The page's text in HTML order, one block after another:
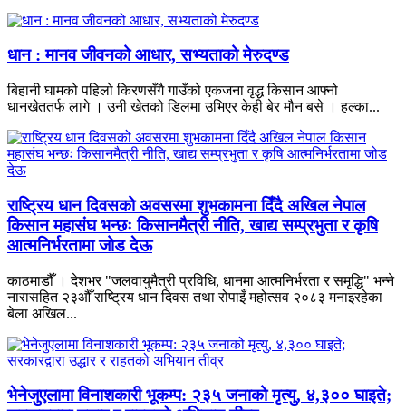
धान : मानव जीवनको आधार, सभ्यताको मेरुदण्ड
बिहानी घामको पहिलो किरणसँगै गाउँको एकजना वृद्ध किसान आफ्नो
धानखेततर्फ लागे । उनी खेतको डिलमा उभिएर केही बेर मौन बसे । हल्का...
राष्ट्रिय धान दिवसको अवसरमा शुभकामना दिँदै अखिल नेपाल
किसान महासंघ भन्छः किसानमैत्री नीति, खाद्य सम्प्रभुता र कृषि
आत्मनिर्भरतामा जोड देऊ
काठमाडौँ । देशभर "जलवायुमैत्री प्रविधि, धानमा आत्मनिर्भरता र समृद्धि" भन्ने
नारासहित २३औँ राष्ट्रिय धान दिवस तथा रोपाइँ महोत्सव २०८३ मनाइरहेका
बेला अखिल...
भेनेजुएलामा विनाशकारी भूकम्प: २३५ जनाको मृत्यु, ४,३०० घाइते;